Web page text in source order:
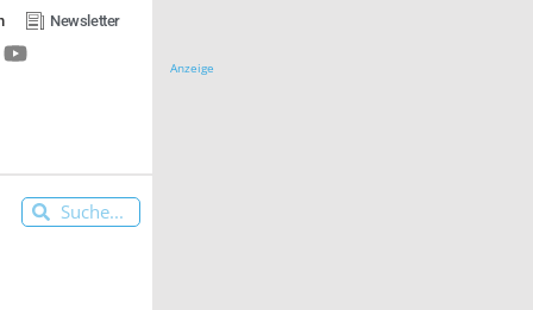
Newsletter
Anzeige